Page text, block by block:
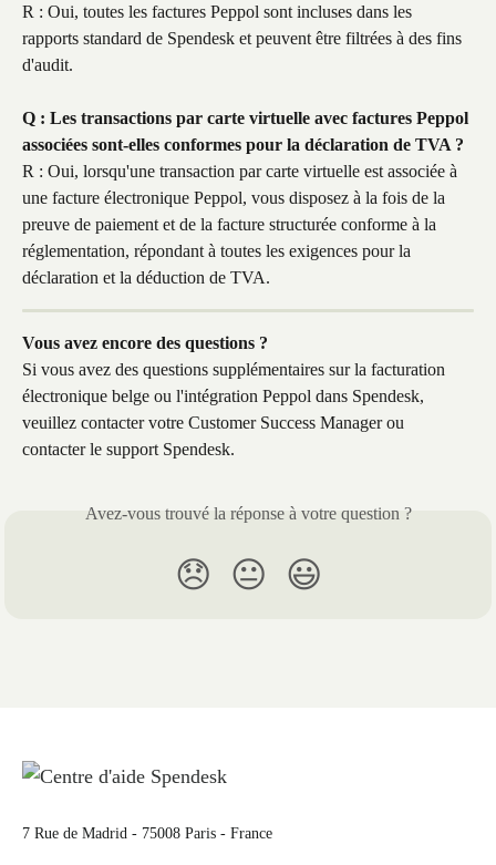
R : Oui, toutes les factures Peppol sont incluses dans les
rapports standard de Spendesk et peuvent être filtrées à des fins
d'audit.
Q : Les transactions par carte virtuelle avec factures Peppol
associées sont-elles conformes pour la déclaration de TVA ?
R : Oui, lorsqu'une transaction par carte virtuelle est associée à
une facture électronique Peppol, vous disposez à la fois de la
preuve de paiement et de la facture structurée conforme à la
réglementation, répondant à toutes les exigences pour la
déclaration et la déduction de TVA.
Vous avez encore des questions ?
Si vous avez des questions supplémentaires sur la facturation
électronique belge ou l'intégration Peppol dans Spendesk,
veuillez contacter votre Customer Success Manager ou
contacter le support Spendesk.
Avez-vous trouvé la réponse à votre question ?
😞 😐 😃
7 Rue de Madrid - 75008 Paris - France